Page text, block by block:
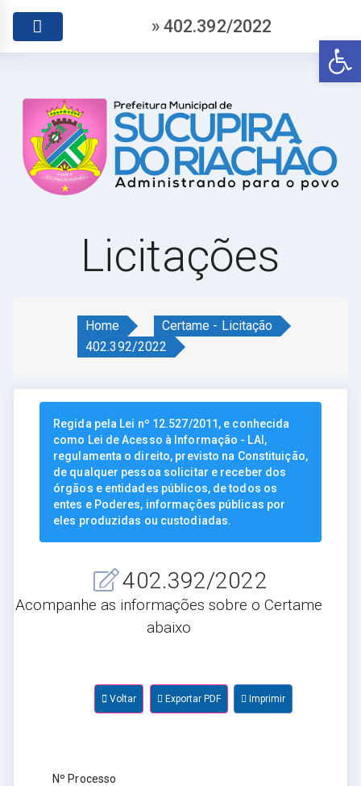
» 402.392/2022
Licitações
Home
Certame - Licitação
402.392/2022
Regida pela Lei nº 12.527/2011, e conhecida
como Lei de Acesso à Informação - LAI,
regulamenta o direito, previsto na Constituição,
de qualquer pessoa solicitar e receber dos
órgãos e entidades públicos, de todos os
entes e Poderes, informações públicas por
eles produzidas ou custodiadas.
402.392/2022
Acompanhe as informações sobre o Certame
abaixo
Voltar Exportar PDF Imprimir
Nº Processo